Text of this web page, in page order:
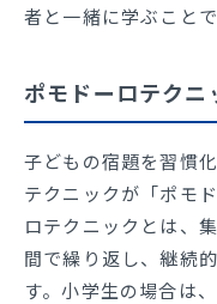
者と一緒に学ぶこと
ポモドーロテクニ
子どもの宿題を習慣
テクニックが「ポモ
ロテクニックとは、
間で繰り返し、継続
す。小学生の場合は